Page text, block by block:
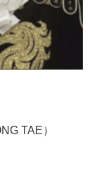
TAE）